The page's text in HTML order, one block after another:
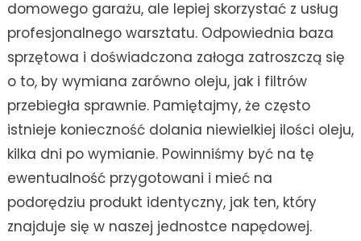
domowego garażu, ale lepiej skorzystać z usług
profesjonalnego warsztatu. Odpowiednia baza
sprzętowa i doświadczona załoga zatroszczą się
o to, by wymiana zarówno oleju, jak i filtrów
przebiegła sprawnie. Pamiętajmy, że często
istnieje konieczność dolania niewielkiej ilości oleju,
kilka dni po wymianie. Powinniśmy być na tę
ewentualność przygotowani i mieć na
podorędziu produkt identyczny, jak ten, który
znajduje się w naszej jednostce napędowej.